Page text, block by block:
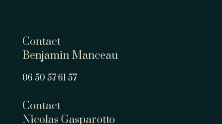
Contact
Benjamin Manceau
06 50 57 61 57
Contact
Nicolas Gasparotto